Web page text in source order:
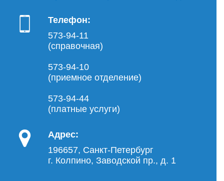
Телефон:
573-94-11
(справочная)
573-94-10
(приемное отделение)
573-94-44
(платные услуги)
Адрес:
196657, Санкт-Петербург
г. Колпино, Заводской пр., д. 1